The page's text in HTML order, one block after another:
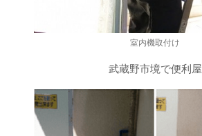
室内機取付け
武蔵野市境で便利屋